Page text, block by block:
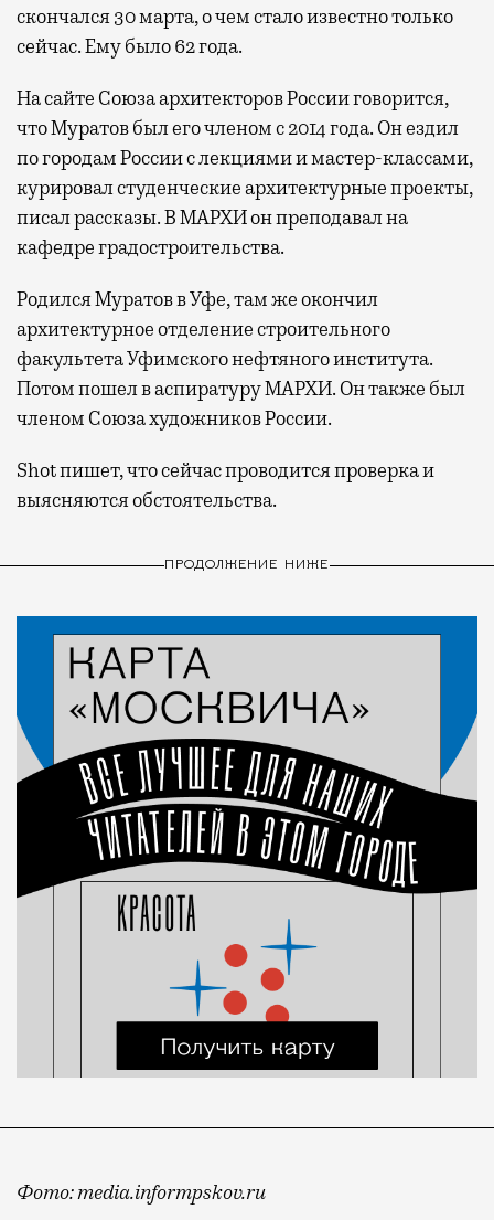
скончался 30 марта, о чем стало известно только
сейчас. Ему было 62 года.
На сайте Союза архитекторов России говорится,
что Муратов был его членом с 2014 года. Он ездил
по городам России с лекциями и мастер-классами,
курировал студенческие архитектурные проекты,
писал рассказы. В МАРХИ он преподавал на
кафедре градостроительства.
Родился Муратов в Уфе, там же окончил
архитектурное отделение строительного
факультета Уфимского нефтяного института.
Потом пошел в аспиратуру МАРХИ. Он также был
членом Союза художников России.
Shot пишет, что сейчас проводится проверка и
выясняются обстоятельства.
ПРОДОЛЖЕНИЕ НИЖЕ
Фото: media.informpskov.ru